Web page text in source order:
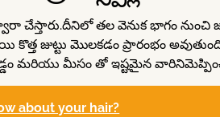
చేస్తారు.దీనిలో తల వెనుక భాగం
జుట్టు మొలకడం ప్రారంభం
మరియు మీసం తో ఇష్టమైన
about your hair?